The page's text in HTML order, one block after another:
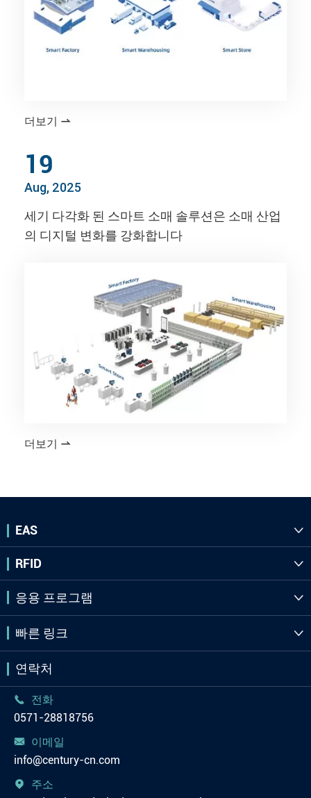
더보기 
19
Aug, 2025
세기 다각화 된 스마트 소매 솔루션은 소매 산업
의 디지털 변화를 강화합니다
더보기 
EAS 
RFID 
응용 프로그램 
빠른 링크 
연락처

전화
0571-28818756

이메일
info@century-cn.com

주소